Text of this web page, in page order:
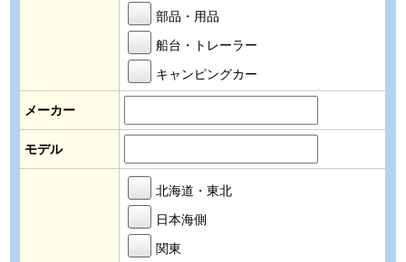
部品・用品
船台・トレーラー
キャンピングカー
メーカー
モデル
北海道・東北
日本海側
関東